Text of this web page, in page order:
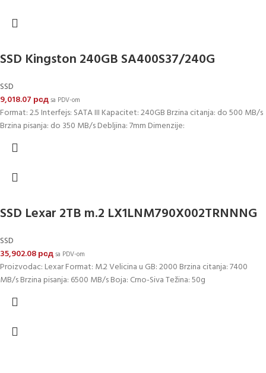
SSD Kingston 240GB SA400S37/240G
SSD
9,018.07 рсдsa PDV-om
Format: 2.5 Interfejs: SATA III Kapacitet: 240GB Brzina citanja: do 500 MB/s
Brzina pisanja: do 350 MB/s Debljina: 7mm Dimenzije:
SSD Lexar 2TB m.2 LX1LNM790X002TRNNNG
SSD
35,902.08рсдsa PDV-om
Proizvodac: Lexar Format: M.2 Velicina u GB: 2000 Brzina citanja: 7400
MB/s Brzina pisanja: 6500 MB/s Boja: Crno-Siva Težina: 50g